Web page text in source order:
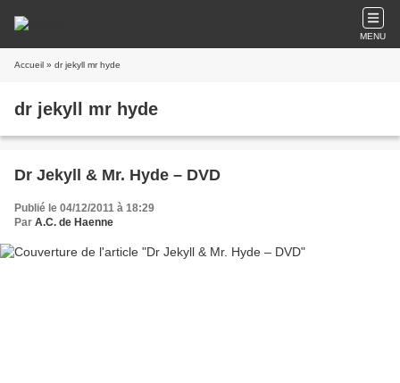
MENU
Accueil » dr jekyll mr hyde
dr jekyll mr hyde
Dr Jekyll & Mr. Hyde – DVD
Publié le 04/12/2011 à 18:29
Par A.C. de Haenne